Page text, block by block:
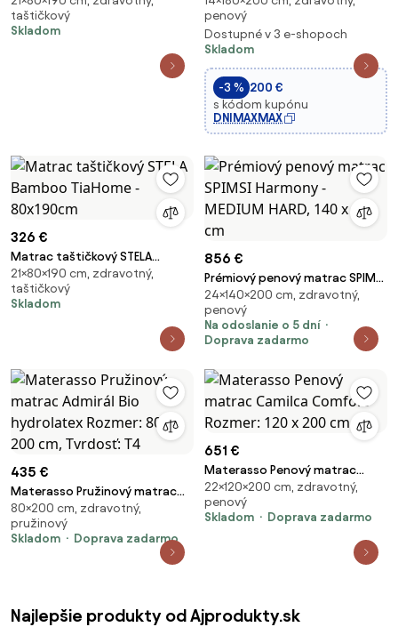
taštičkový
Skladom
hustotou
penový
Dostupné v 3 e-shopoch
Skladom
-3 % 200 €
s kódom kupónu
DNIMAXMAX
326 €
Matrac taštičkový STELA
Bamboo TiaHome - 80x190cm
21×80×190 cm, zdravotný,
taštičkový
Skladom
856 €
Prémiový penový matrac SPIMSI
Harmony - MEDIUM HARD, 140 x
200 cm
24×140×200 cm, zdravotný,
penový
Na odoslanie o 5 dní
Doprava zadarmo
435 €
Materasso Pružinový matrac
Admirál Bio hydrolatex Rozmer:
80 x 200 cm, Tvrdosť: T4
80×200 cm, zdravotný,
pružinový
Skladom
Doprava zadarmo
651 €
Materasso Penový matrac
Camilca Comfort Rozmer: 120 x
200 cm
22×120×200 cm, zdravotný,
penový
Skladom
Doprava zadarmo
Najlepšie produkty od Ajprodukty.sk